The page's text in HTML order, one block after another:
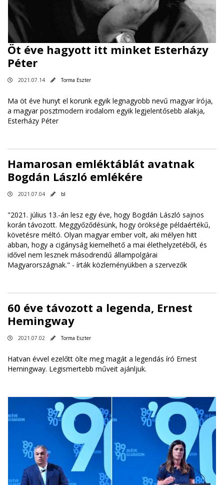
Öt éve hagyott itt minket Esterházy
Péter
2021.07.14 Torma Eszter
Ma öt éve hunyt el korunk egyik legnagyobb nevű magyar írója,
a magyar posztmodern irodalom egyik legjelentősebb alakja,
Esterházy Péter
Hamarosan emléktáblát avatnak
Bogdán László emlékére
2021.07.04 bl
"2021. július 13.-án lesz egy éve, hogy Bogdán László sajnos
korán távozott. Meggyőződésünk, hogy öröksége példaértékű,
követésre méltó. Olyan magyar ember volt, aki mélyen hitt
abban, hogy a cigányság kiemelhető a mai élethelyzetéből, és
idővel nem lesznek másodrendű állampolgárai
Magyarországnak." - írták közleményükben a szervezők
60 éve távozott a legenda, Ernest
Hemingway
2021.07.02 Torma Eszter
Hatvan évvel ezelőtt ölte meg magát a legendás író Ernest
Hemingway. Legismertebb műveit ajánljuk.